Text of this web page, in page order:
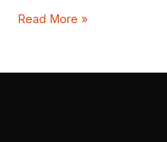
Read More »